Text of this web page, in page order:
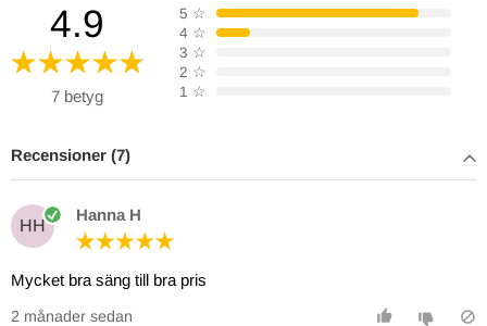
4.9
7 betyg
5 ☆
4 ☆
3 ☆
2 ☆
1 ☆
Recensioner (7)
HH
Hanna H
Mycket bra säng till bra pris
2 månader sedan